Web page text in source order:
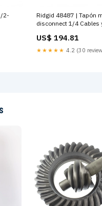
2-
Ridgid 48487 | Tapón
disconnect 1/4 Cables
US$ 194.81
★★★★★ 4.2 (30